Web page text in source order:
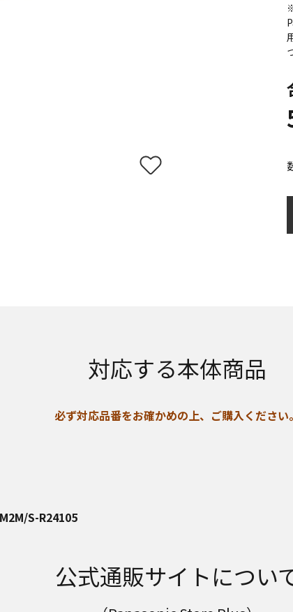
対応する本体商品
必ず対応品番をお確かめの上、ご購入ください。
S-R24105
公式通販サイトについ